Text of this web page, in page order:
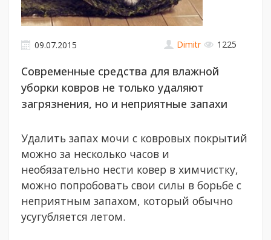
09.07.2015 1225
Dimitr
Современные средства для влажной
уборки ковров не только удаляют
загрязнения, но и неприятные запахи
Удалить запах мочи с ковровых покрытий
можно за несколько часов и
необязательно нести ковер в химчистку,
можно попробовать свои силы в борьбе с
неприятным запахом, который обычно
усугубляется летом.